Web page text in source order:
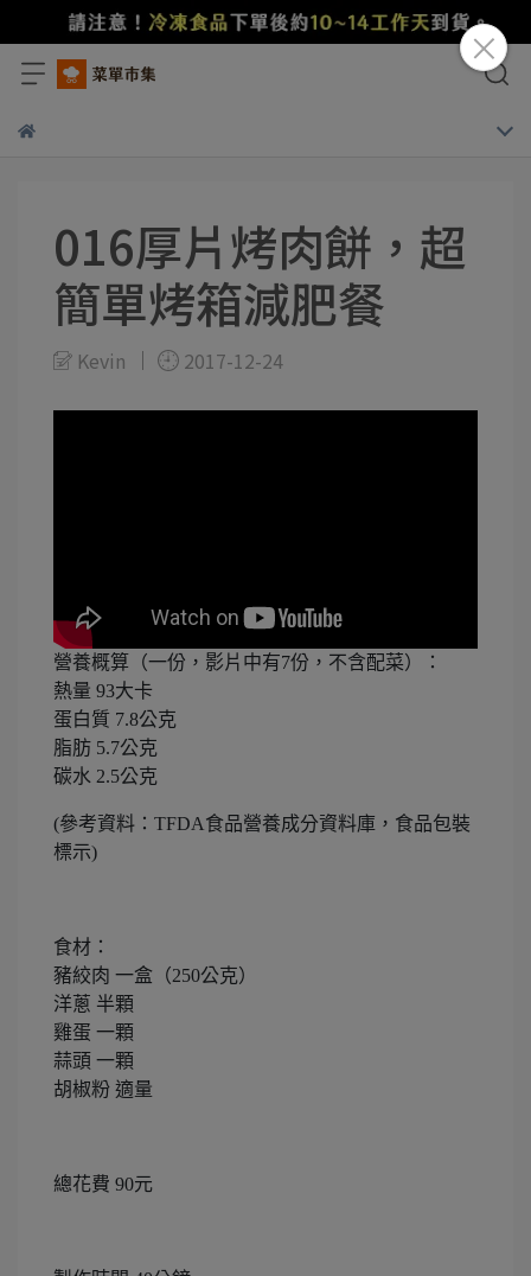
016厚片烤肉餅，超
簡單烤箱減肥餐
Kevin 2017-12-24
營養概算（一份，影片中有7份，不含配菜）：
熱量 93大卡
蛋白質 7.8公克
脂肪 5.7公克
碳水 2.5公克
(參考資料：TFDA食品營養成分資料庫，食品包裝
標示)
食材：
豬絞肉 一盒（250公克）
洋蔥 半顆
雞蛋 一顆
蒜頭 一顆
胡椒粉 適量
總花費 90元